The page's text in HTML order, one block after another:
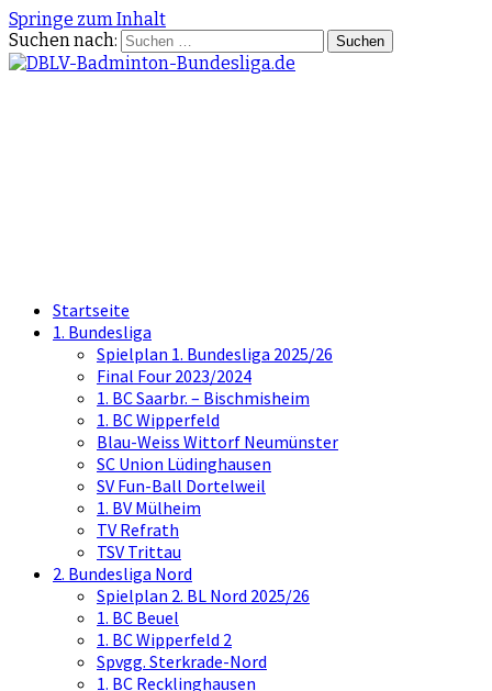
Springe zum Inhalt
Suchen nach:
Startseite
1. Bundesliga
Spielplan 1. Bundesliga 2025/26
Final Four 2023/2024
1. BC Saarbr. – Bischmisheim
1. BC Wipperfeld
Blau-Weiss Wittorf Neumünster
SC Union Lüdinghausen
SV Fun-Ball Dortelweil
1. BV Mülheim
TV Refrath
TSV Trittau
2. Bundesliga Nord
Spielplan 2. BL Nord 2025/26
1. BC Beuel
1. BC Wipperfeld 2
Spvgg. Sterkrade-Nord
1. BC Recklinghausen